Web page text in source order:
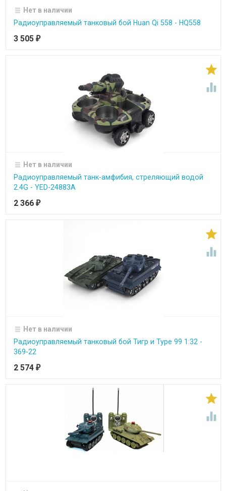
Нет в наличии
Радиоуправляемый танковый бой Huan Qi 558 - HQ558
3 505 ₽


Нет в наличии
Радиоуправляемый танк-амфибия, стреляющий водой
2.4G - YED-24883A
2 366 ₽


Нет в наличии
Радиоуправляемый танковый бой Тигр и Type 99 1:32 -
369-22
2 574 ₽

